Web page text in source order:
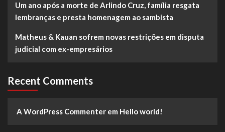
Um ano após a morte de Arlindo Cruz, família resgata
lembranças e presta homenagem ao sambista
Matheus & Kauan sofrem novas restrições em disputa
judicial com ex-empresários
Recent Comments
A WordPress Commenter em Hello world!